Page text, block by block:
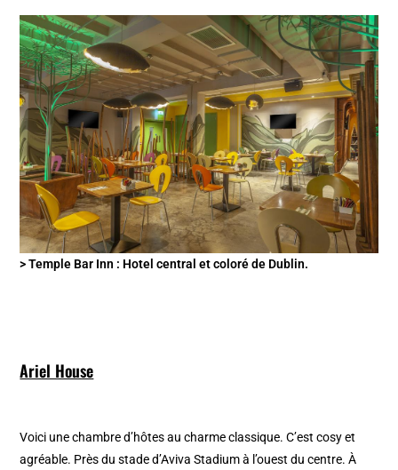
> Temple Bar Inn : Hotel central et coloré de Dublin.
Ariel House
Voici une chambre d’hôtes au charme classique. C’est cosy et
agréable. Près du stade d’Aviva Stadium à l’ouest du centre. À